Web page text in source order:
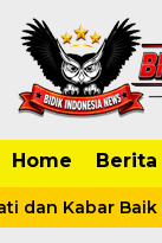
Home Berita
dan Kabar Baik